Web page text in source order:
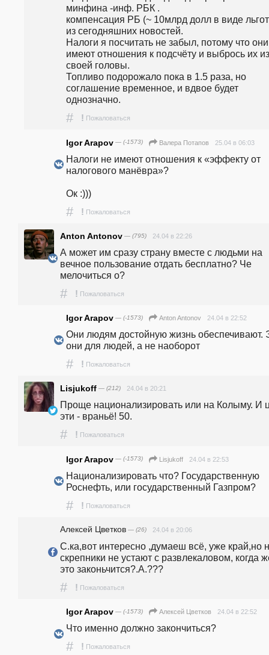
минфина -инф. РБК .
компенсация РБ (~ 10млрд долл в виде
из сегодняшних новостей.
Налоги я посчитать не забыл, потому что
имеют отношения к подсчёту и выбрось их из
своей головы.
Топливо подорожало пока в 1.5 раза, но
соглашение временное, и вдвое будет
однозначно.
# ! Пожаловаться
Igor Arapov — (-1573) Валера Потапов 25.04 в 06:03
Налоги не имеют отношения к «эффекту от
налогового манёвра»?
Ок :)))
# ! Пожаловаться
Anton Antonov — (795) 24.04 в 22:26
А может им сразу страну вместе с людьми на
вечное пользование отдать бесплатно? Че
мелочиться о?
# ! Пожаловаться
Igor Arapov — (-1573) Anton Antonov 24.04 в 22:52
Они людям достойную жизнь обеспечивают.
они для людей, а не наоборот
# ! Пожаловаться
Lisjukoff — (212) 24.04 в 20:21
Проще национализировать или на Колыму. И
эти - враньё! 50.
# ! Пожаловаться
Igor Arapov — (-1573) Lisjukoff 24.04 в 22:53
Национализировать что? Государственную
Роснефть, или государственный Газпром?
# ! Пожаловаться
Алексей Цветков — (26) 24.04 в 20:06
С.ка,вот интересно ,думаеш всё, уже край,но
скрепники не устают с развлекаловом, когда
это законьчится?.А.???
# ! Пожаловаться
Igor Arapov — (-1573) Алексей Цветков 24.04 в 22:52
Что именно должно закончиться?
# ! Пожаловаться